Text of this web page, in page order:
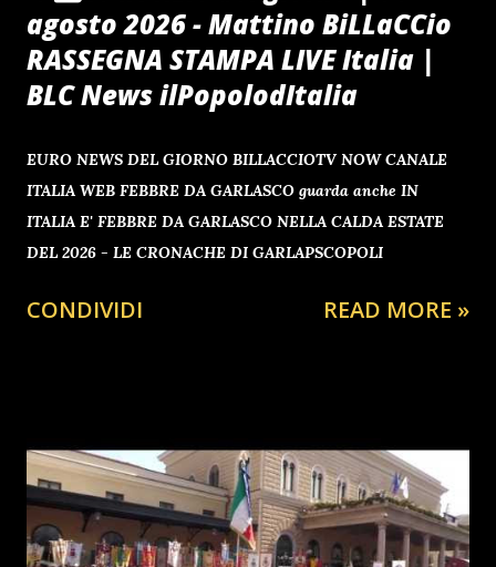
agosto 2026 - Mattino BiLLaCCio
RASSEGNA STAMPA LIVE Italia |
BLC News ilPopolodItalia
EURO NEWS DEL GIORNO BILLACCIOTV NOW CANALE
ITALIA WEB FEBBRE DA GARLASCO guarda anche IN
ITALIA E' FEBBRE DA GARLASCO NELLA CALDA ESTATE
DEL 2026 - LE CRONACHE DI GARLAPSCOPOLI
CONDIVIDI READ MORE »